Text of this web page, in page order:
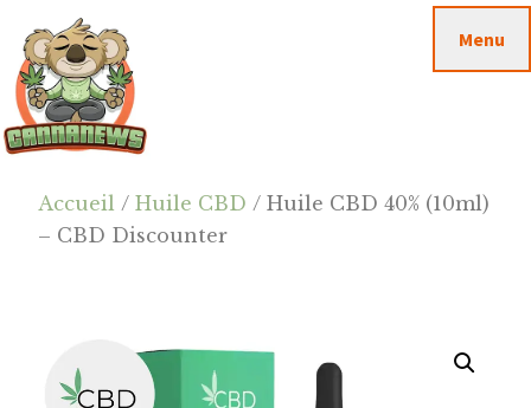
contenu
principal
barre
latérale
principale
footer
Cannanews.fr
Menu
Accueil /Huile CBD / Huile CBD 40% (10ml)
– CBD Discounter